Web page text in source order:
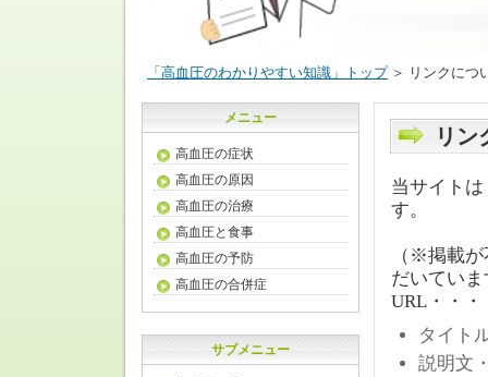
「高血圧のわかりやすい知識」トップ＞ リンクにつ
リン
当サイト
す。
（※掲載
だいていま
URL・・
タイト
説明文
メニュー
高血圧の症状
高血圧の原因
高血圧の治療
高血圧と食事
高血圧の予防
高血圧の合併症
サブメニュー